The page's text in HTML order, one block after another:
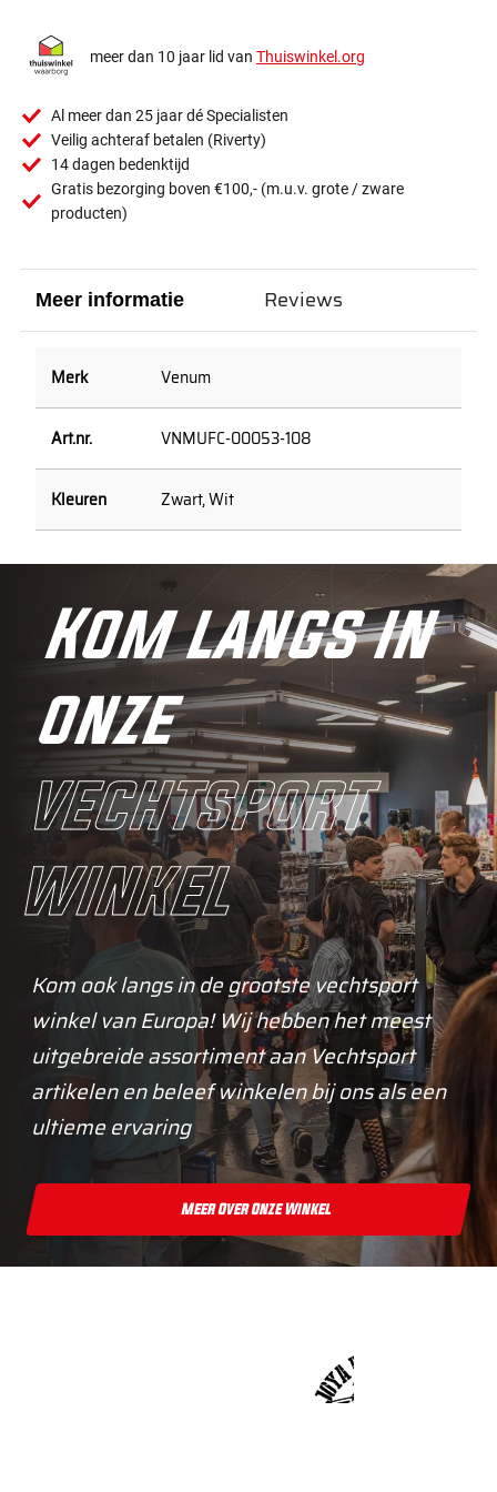
meer dan 10 jaar lid van Thuiswinkel.org
Al meer dan 25 jaar dé Specialisten
Veilig achteraf betalen (Riverty)
14 dagen bedenktijd
Gratis bezorging boven €100,- (m.u.v. grote / zware
producten)
Meer informatie
Venum
VNMUFC-00053-108
Zwart, Wit
Reviews
Kom langs in
onze
vechtsport
winkel
Kom ook langs in de grootste vechtsport
winkel van Europa! Wij hebben het meest
uitgebreide assortiment aan Vechtsport
artikelen en beleef winkelen bij ons als een
ultieme ervaring
Meer Over Onze Winkel